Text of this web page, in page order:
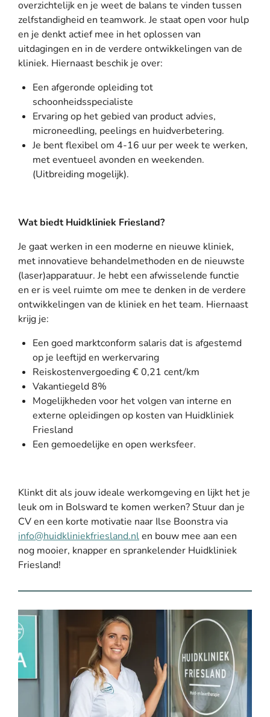
overzichtelijk en je weet de balans te vinden tussen
zelfstandigheid en teamwork. Je staat open voor hulp
en je denkt actief mee in het oplossen van
uitdagingen en in de verdere ontwikkelingen van de
kliniek. Hiernaast beschik je over:
Een afgeronde opleiding tot
schoonheidsspecialiste
Ervaring op het gebied van product advies,
microneedling, peelings en huidverbetering.
Je bent flexibel om 4-16 uur per week te werken,
met eventueel avonden en weekenden.
(Uitbreiding mogelijk).
Wat biedt Huidkliniek Friesland?
Je gaat werken in een moderne en nieuwe kliniek,
met innovatieve behandelmethoden en de nieuwste
(laser)apparatuur. Je hebt een afwisselende functie
en er is veel ruimte om mee te denken in de verdere
ontwikkelingen van de kliniek en het team. Hiernaast
krijg je:
Een goed marktconform salaris dat is afgestemd
op je leeftijd en werkervaring
Reiskostenvergoeding € 0,21 cent/km
Vakantiegeld 8%
Mogelijkheden voor het volgen van interne en
externe opleidingen op kosten van Huidkliniek
Friesland
Een gemoedelijke en open werksfeer.
Klinkt dit als jouw ideale werkomgeving en lijkt het je
leuk om in Bolsward te komen werken? Stuur dan je
CV en een korte motivatie naar Ilse Boonstra via
info@huidkliniekfriesland.nlen bouw mee aan een
nog mooier, knapper en sprankelender Huidkliniek
Friesland!